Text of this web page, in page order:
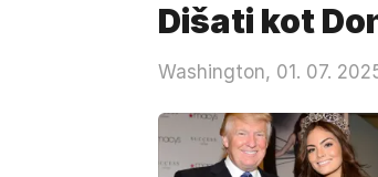
Dišati kot
Washington, 01. 07.